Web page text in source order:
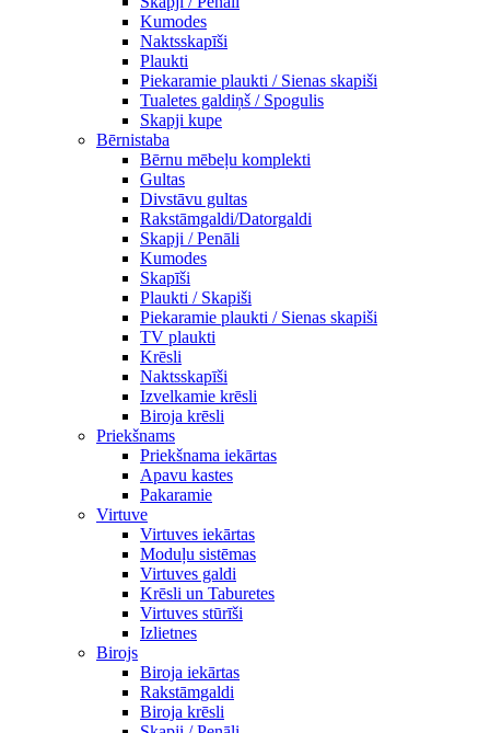
Kumodes
Naktsskapīši
Plaukti
Piekaramie plaukti / Sienas skapiši
Tualetes galdiņš / Spogulis
Skapji kupe
Bērnistaba
Bērnu mēbeļu komplekti
Gultas
Divstāvu gultas
Rakstāmgaldi/Datorgaldi
Skapji / Penāli
Kumodes
Skapīši
Plaukti / Skapiši
Piekaramie plaukti / Sienas skapiši
TV plaukti
Krēsli
Naktsskapīši
Izvelkamie krēsli
Biroja krēsli
Priekšnams
Priekšnama iekārtas
Apavu kastes
Pakaramie
Virtuve
Virtuves iekārtas
Moduļu sistēmas
Virtuves galdi
Krēsli un Taburetes
Virtuves stūrīši
Izlietnes
Birojs
Biroja iekārtas
Rakstāmgaldi
Biroja krēsli